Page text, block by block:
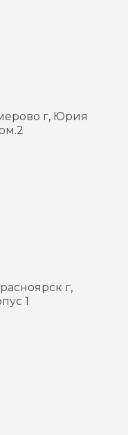
г, Юрия
г,
1